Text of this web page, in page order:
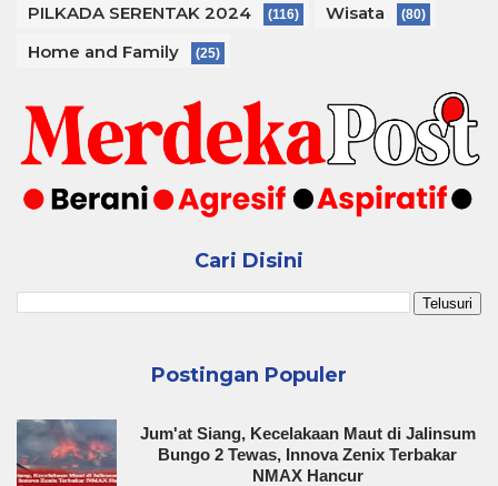
PILKADA SERENTAK 2024 (116) Wisata (80)
Home and Family (25)
Cari Disini
Postingan Populer
Jum'at Siang, Kecelakaan Maut di Jalinsum
Bungo 2 Tewas, Innova Zenix Terbakar
NMAX Hancur